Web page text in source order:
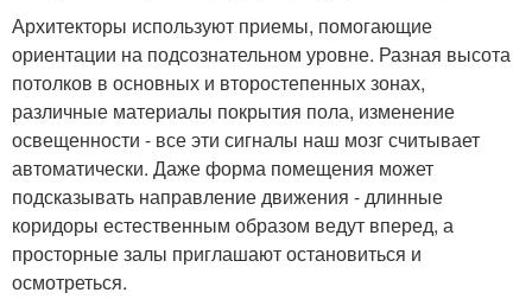
Архитекторы используют приемы, помогающие
ориентации на подсознательном уровне. Разная высота
потолков в основных и второстепенных зонах,
различные материалы покрытия пола, изменение
освещенности - все эти сигналы наш мозг считывает
автоматически. Даже форма помещения может
подсказывать направление движения - длинные
коридоры естественным образом ведут вперед, а
просторные залы приглашают остановиться и
осмотреться.